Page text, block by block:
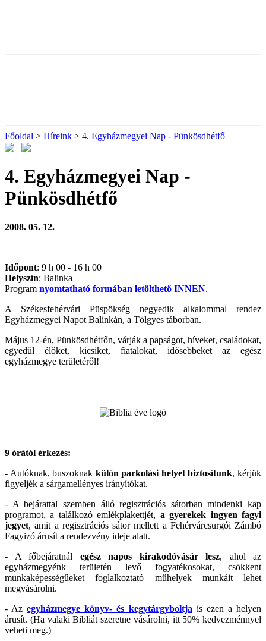
Főoldal > Híreink > 4. Egyházmegyei Nap - Pünkösdhétfő
4. Egyházmegyei Nap -
Pünkösdhétfő
2008. 05. 12.
Időpont: 9 h 00 - 16 h 00
Helyszín: Balinka
Program nyomtatható formában letölthető INNEN.
A Székesfehérvári Püspökség negyedik alkalommal rendez
Egyházmegyei Napot Balinkán, a Tölgyes táborban.
Május 12-én, Pünkösdhétfőn, várják a papságot, híveket, családokat,
egyedül élőket, kicsiket, fiatalokat, idősebbeket az egész
egyházmegye területéről!
9 órától érkezés:
- Autóknak, buszoknak külön parkolási helyet biztosítunk, kérjük
figyeljék a sárgamellényes irányítókat.
- A bejárattal szemben álló regisztrációs sátorban mindenki kap
programot, a találkozó emlékplakettjét, a gyerekek ingyen fagyi
jegyet, amit a regisztrációs sátor mellett a Fehérvárcsurgói Zámbó
Fagyizó árusít a rendezvény ideje alatt.
- A főbejáratnál egész napos kirakodóvásár lesz, ahol az
egyházmegyénk területén levő fogyatékosokat, csökkent
munkaképességűeket foglalkoztató műhelyek munkáit lehet
megvásárolni.
- Azegyházmegye könyv- és kegytárgyboltja is ezen a helyen
árusít. (Ha valaki Bibliát szeretne vásárolni, itt 50% kedvezménnyel
veheti meg.)